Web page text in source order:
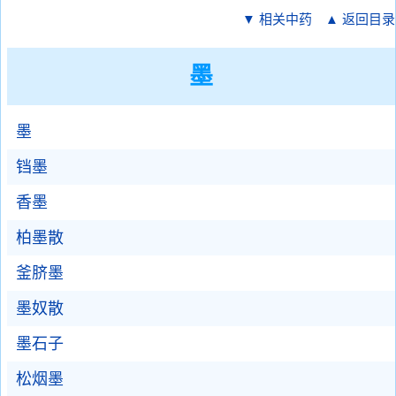
▼ 相关中药 ▲ 返回目录
墨
墨
铛墨
香墨
柏墨散
釜脐墨
墨奴散
墨石子
松烟墨